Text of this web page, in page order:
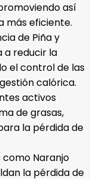
así
más eficiente.
de Piña y
a reducir la
el control de las
calórica.
activos
de grasas,
la pérdida de
Naranjo
la pérdida de